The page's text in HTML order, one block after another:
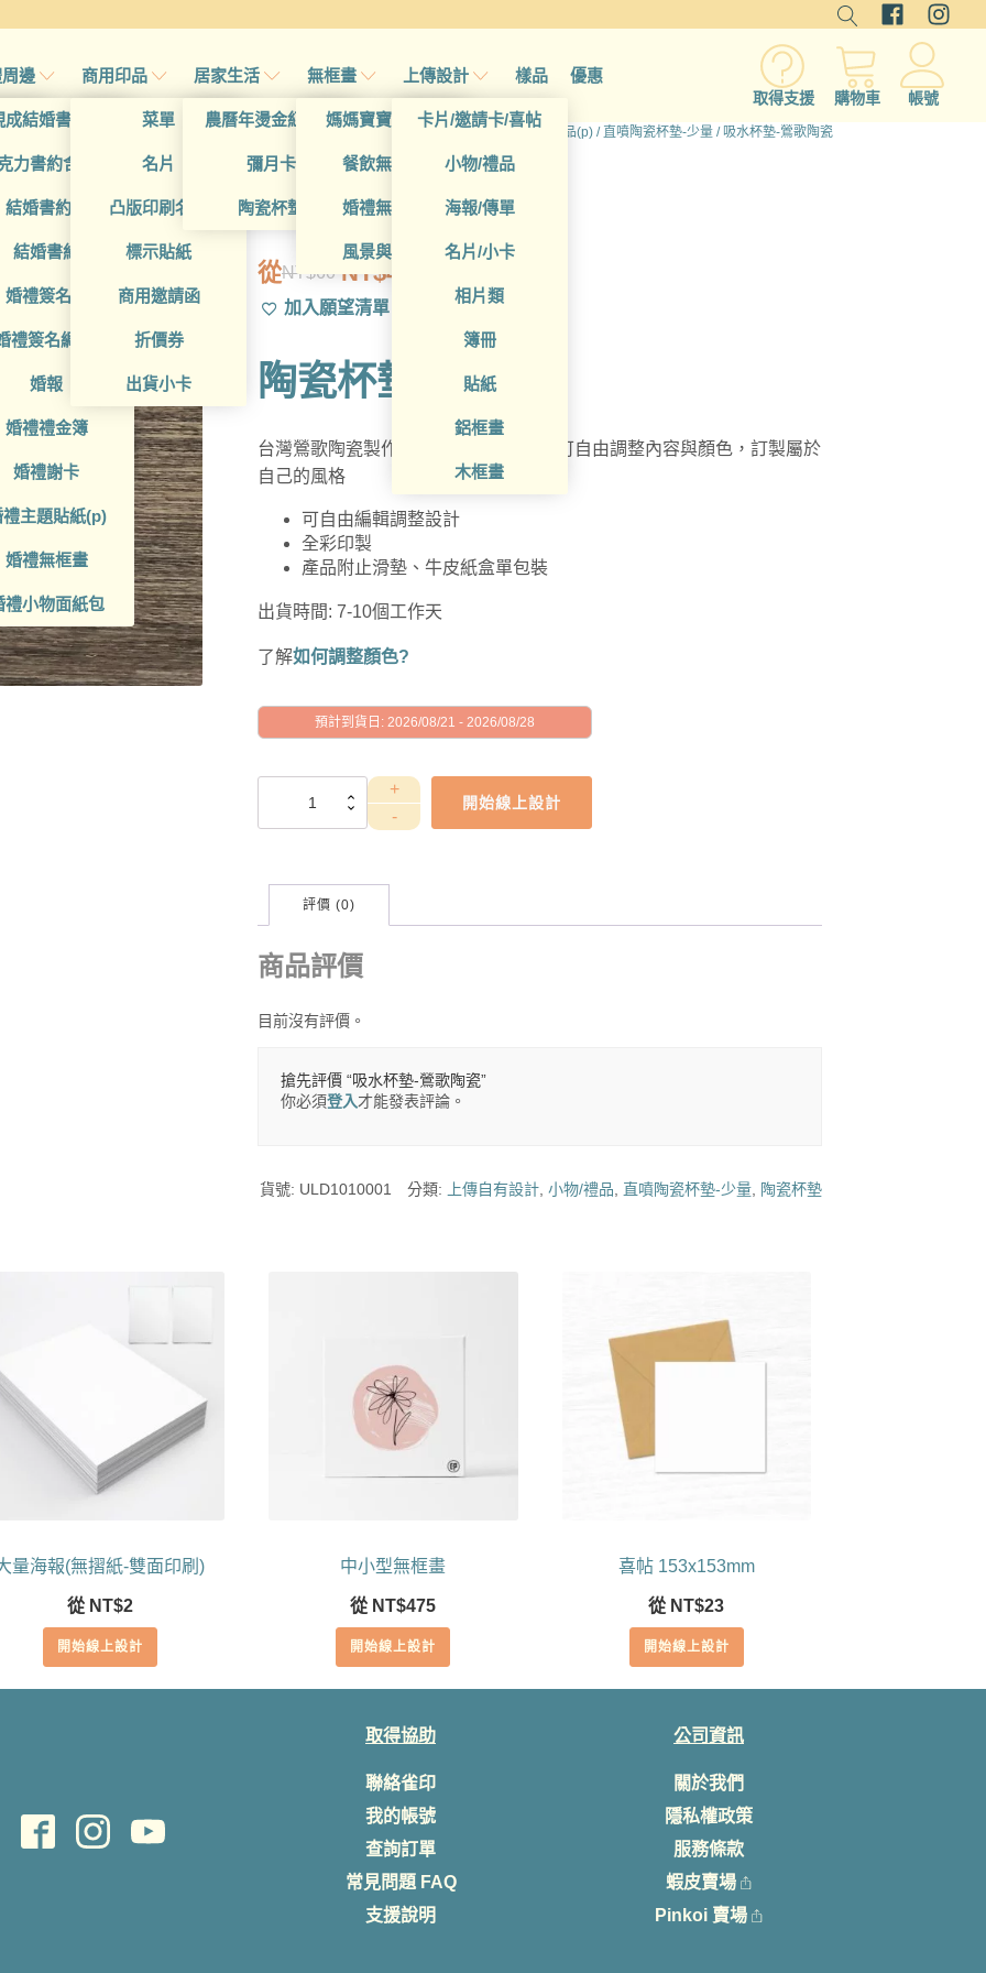
邊
成結婚書約夾
力書約含木座
結婚書約組
結婚書約
婚禮簽名簿
禮簽名綢(p)
婚報
婚禮禮金簿
婚禮謝卡
禮主題貼紙(p)
婚禮無框畫
禮小物面紙包
商用印品
菜單
名片
凸版印刷名片
標示貼紙
商用邀請函
折價券
出貨小卡
居家生活
農曆年燙金紅包袋
彌月卡
陶瓷杯墊
無框畫
媽媽寶寶無框畫
餐飲無框畫
婚禮無框畫
風景與藝術
上傳設計
卡片/邀請卡/喜帖
小物/禮品
海報/傳單
名片/小卡
相片類
簿冊
貼紙
鋁框畫
木框畫
樣品 優惠
取得支援 購物車 帳號
首頁 /所有產品 / 硬質印品(p) / 直噴陶瓷杯墊-少量 / 吸水杯墊-鶯歌陶瓷
吸水杯墊-鶯歌陶瓷
從NT$60
原
始
價
格：
NT$49
目
前
價
格：
加入願望清單
陶瓷杯墊
台灣鶯歌陶瓷製作的設計款陶瓷杯墊，可自由調整內容與顏色，訂製屬於
自己的風格
可自由編輯調整設計
全彩印製
產品附止滑墊、牛皮紙盒單包裝
出貨時間: 7-10個工作天
了解如何調整顏色?
預計到貨日: 2026/08/21 - 2026/08/28
數
量
開始線上設計
評價 (0)
商品評價
目前沒有評價。
搶先評價 “吸水杯墊-鶯歌陶瓷”
你必須登入才能發表評論。
貨號: ULD1010001 分類: 上傳自有設計 ,小物/禮品 直噴陶瓷杯墊-少量 陶瓷杯墊
量海報(無摺紙-雙面印刷)
從 NT$2
開始線上設計
中小型無框畫
從 NT$475
開始線上設計
喜帖 153x153mm
從 NT$23
開始線上設計
取得協助
聯絡雀印
我的帳號
查詢訂單
常見問題 FAQ
支援說明
公司資訊
關於我們
隱私權政策
服務條款
蝦皮賣場
Pinkoi 賣場